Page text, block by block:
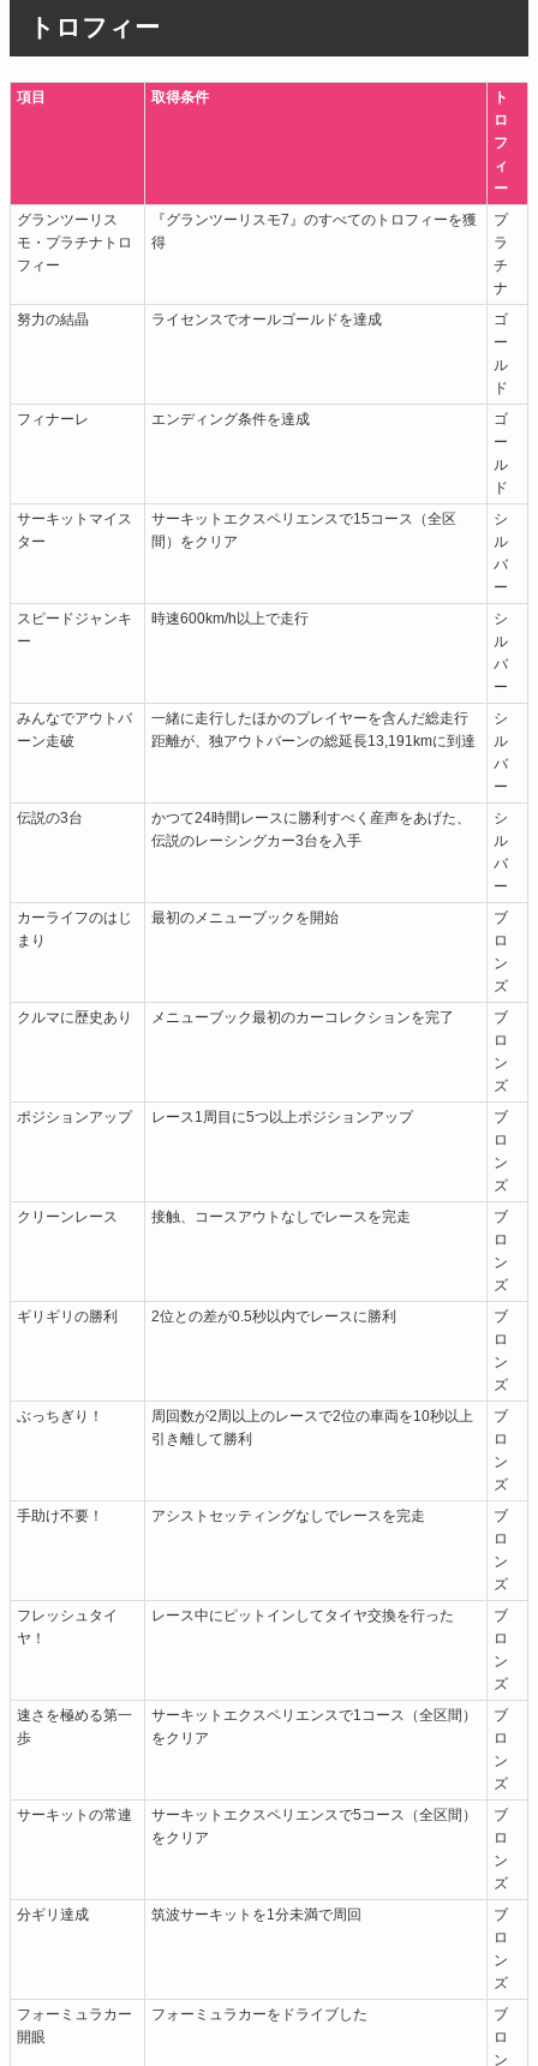
トロフィー
項目 取得条件
ト
ロ
フ
ィ
ー
グランツーリス
モ・プラチナトロ
フィー
『グランツーリスモ7』のすべてのトロフィーを獲
得
プ
ラ
チ
ナ
努力の結晶
ライセンスでオールゴールドを達成
ゴ
ー
ル
ド
フィナーレ
エンディング条件を達成
ゴ
ー
ル
ド
サーキットマイス
ター
サーキットエクスペリエンスで15コース（全区
間）をクリア
シ
ル
バ
ー
スピードジャンキ
ー
時速600km/h以上で走行
シ
ル
バ
ー
みんなでアウトバ
ーン走破
一緒に走行したほかのプレイヤーを含んだ総走行
距離が、独アウトバーンの総延長13,191kmに到達
シ
ル
バ
ー
伝説の3台
かつて24時間レースに勝利すべく産声をあげた、
伝説のレーシングカー3台を入手
シ
ル
バ
ー
カーライフのはじ
まり
最初のメニューブックを開始
ブ
ロ
ン
ズ
クルマに歴史あり
メニューブック最初のカーコレクションを完了
ブ
ロ
ン
ズ
ポジションアップ
レース1周目に5つ以上ポジションアップ
ブ
ロ
ン
ズ
クリーンレース
接触、コースアウトなしでレースを完走
ブ
ロ
ン
ズ
ギリギリの勝利
2位との差が0.5秒以内でレースに勝利
ブ
ロ
ン
ズ
ぶっちぎり！
周回数が2周以上のレースで2位の車両を10秒以上
引き離して勝利
ブ
ロ
ン
ズ
手助け不要！
アシストセッティングなしでレースを完走
ブ
ロ
ン
ズ
フレッシュタイ
ヤ！
レース中にピットインしてタイヤ交換を行った
ブ
ロ
ン
ズ
速さを極める第一
歩
サーキットエクスペリエンスで1コース（全区間）
をクリア
ブ
ロ
ン
ズ
サーキットの常連
サーキットエクスペリエンスで5コース（全区間）
をクリア
ブ
ロ
ン
ズ
分ギリ達成
筑波サーキットを1分未満で周回
ブ
ロ
ン
ズ
フォーミュラカー
開眼
フォーミュラカーをドライブした
ブ
ロ
ン